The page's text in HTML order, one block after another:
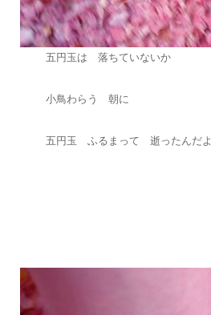
五円玉は 落ちていないか
小鳥わらう 朝に
五円玉 ふるまって 逝ったんだよ